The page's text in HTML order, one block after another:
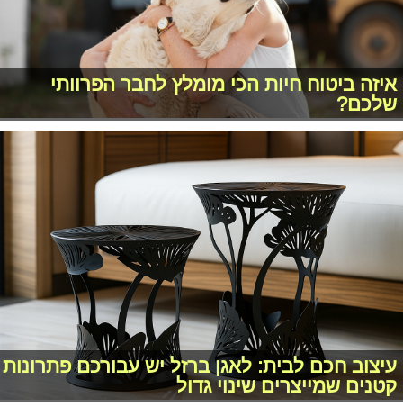
איזה ביטוח חיות הכי מומלץ לחבר הפרוותי
שלכם?
עיצוב חכם לבית: לאגן ברזל יש עבורכם פתרונות
קטנים שמייצרים שינוי גדול